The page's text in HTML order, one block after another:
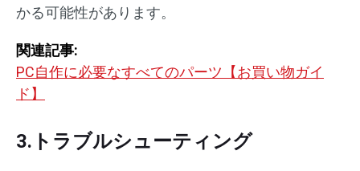
かる可能性があります。
関連記事:
PC自作に必要なすべてのパーツ【お買い物ガイ
ド】
3.トラブルシューティング